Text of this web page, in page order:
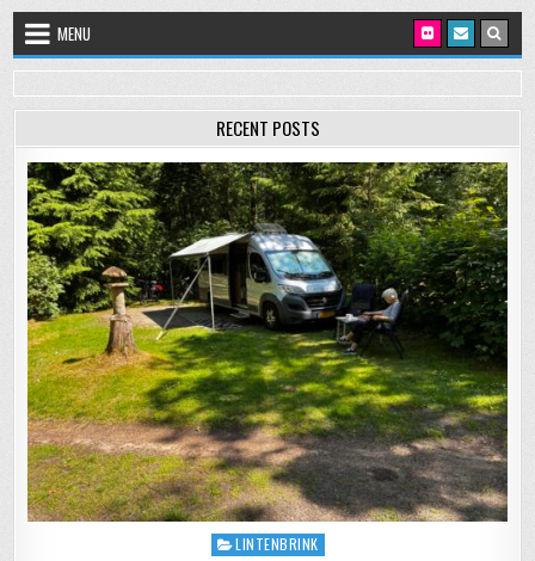
Skip to content
MENU
RECENT POSTS
Posted in
LINTENBRINK